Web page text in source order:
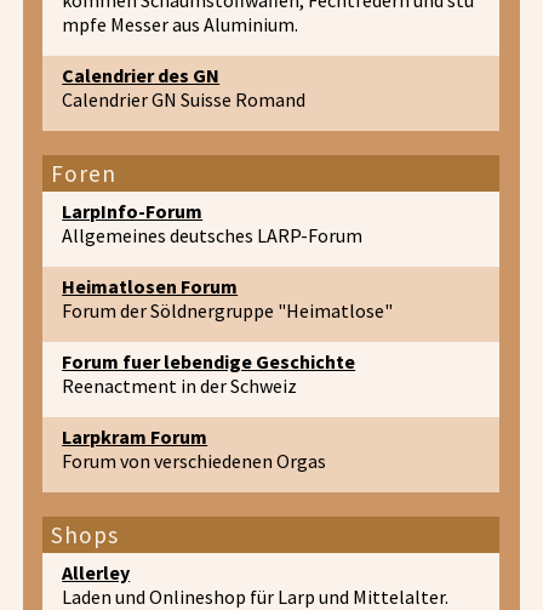
mpfe Messer aus Aluminium.
Calendrier des GN
Calendrier GN Suisse Romand
Foren
LarpInfo-Forum
Allgemeines deutsches LARP-Forum
Heimatlosen Forum
Forum der Söldnergruppe "Heimatlose"
Forum fuer lebendige Geschichte
Reenactment in der Schweiz
Larpkram Forum
Forum von verschiedenen Orgas
Shops
Allerley
Laden und Onlineshop für Larp und Mittelalter.